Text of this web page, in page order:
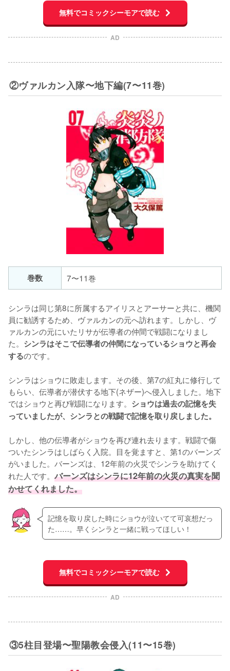
無料でコミックシーモアで読む
AD
②ヴァルカン入隊〜地下編(7〜11巻)
巻数 7〜11巻
シンラは同じ第8に所属するアイリスとアーサーと共に、機関
員に勧誘するため、ヴァルカンの元へ訪れます。しかし、ヴ
ァルカンの元にいたリサが伝導者の仲間で戦闘になりまし
た。 シンラはそこで伝導者の仲間になっているショウと再会
するのです。
シンラはショウに敗走します。その後、第7の紅丸に修行して
もらい、伝導者が潜伏する地下(ネザー)へ侵入しました。地下
ではショウと再び戦闘になります。 ショウは過去の記憶を失
っていましたが、シンラとの戦闘で記憶を取り戻しました。
しかし、他の伝導者がショウを再び連れ去ります。戦闘で傷
ついたシンラはしばらく入院。目を覚ますと、第1のバーンズ
がいました。バーンズは、12年前の火災でシンラを助けてく
れた人です。 バーンズはシンラに12年前の火災の真実を聞
かせてくれました。
記憶を取り戻した時にショウが泣いてて可哀想だっ
た……。早くシンラと一緒に戦ってほしい！
無料でコミックシーモアで読む
AD
③5柱目登場〜聖陽教会侵入(11〜15巻)